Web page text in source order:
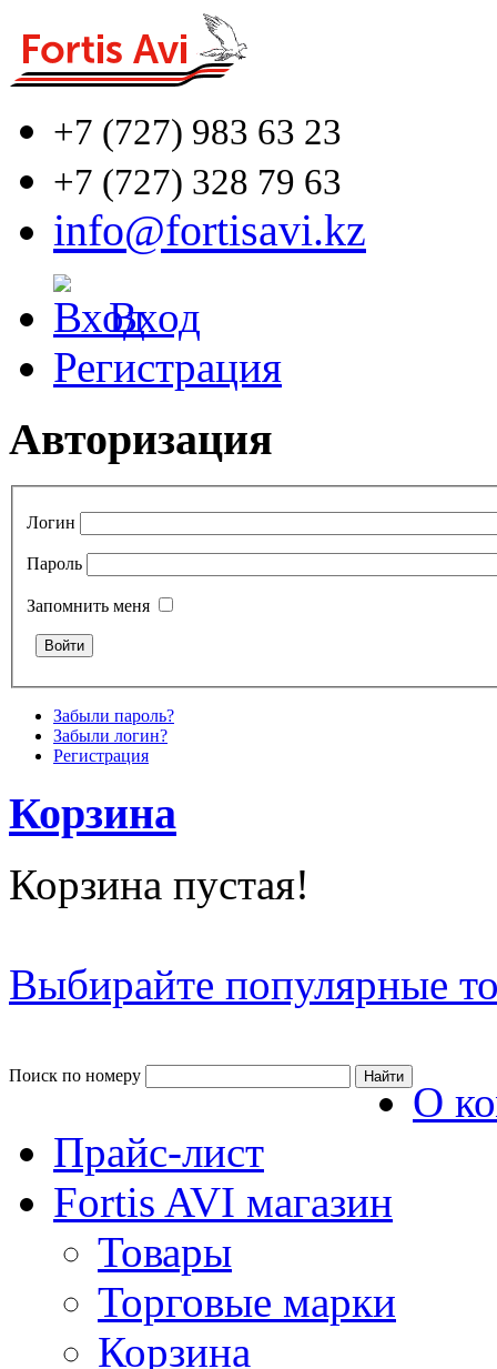
+7 (727) 983 63 23
+7 (727) 328 79 63
info@fortisavi.kz
Вход
Регистрация
Авторизация
Логин
Пароль
Запомнить меня
Забыли пароль?
Забыли логин?
Регистрация
Корзина
Корзина пустая!
Выбирайте популярные
Поиск по номеру
О
Прайс-лист
Fortis AVI магазин
Товары
Торговые марки
Корзина